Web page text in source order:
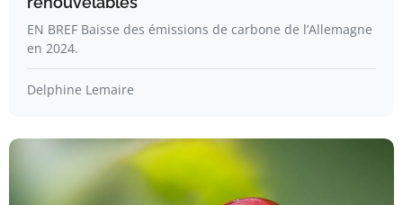
EN BREF Baisse des émissions de carbone de l’Allemagne
en 2024.
Delphine Lemaire